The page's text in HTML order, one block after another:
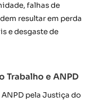
falhas de
resultar em perda
e desgaste de
Trabalho e ANPD
pela Justiça do